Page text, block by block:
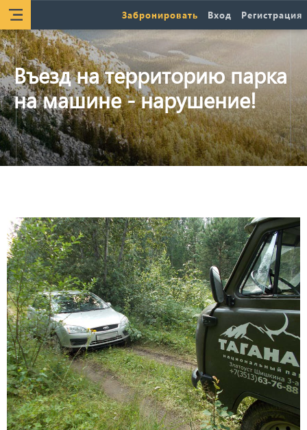
Забронировать Вход Регистрация
Въезд на территорию парка
на машине - нарушение!